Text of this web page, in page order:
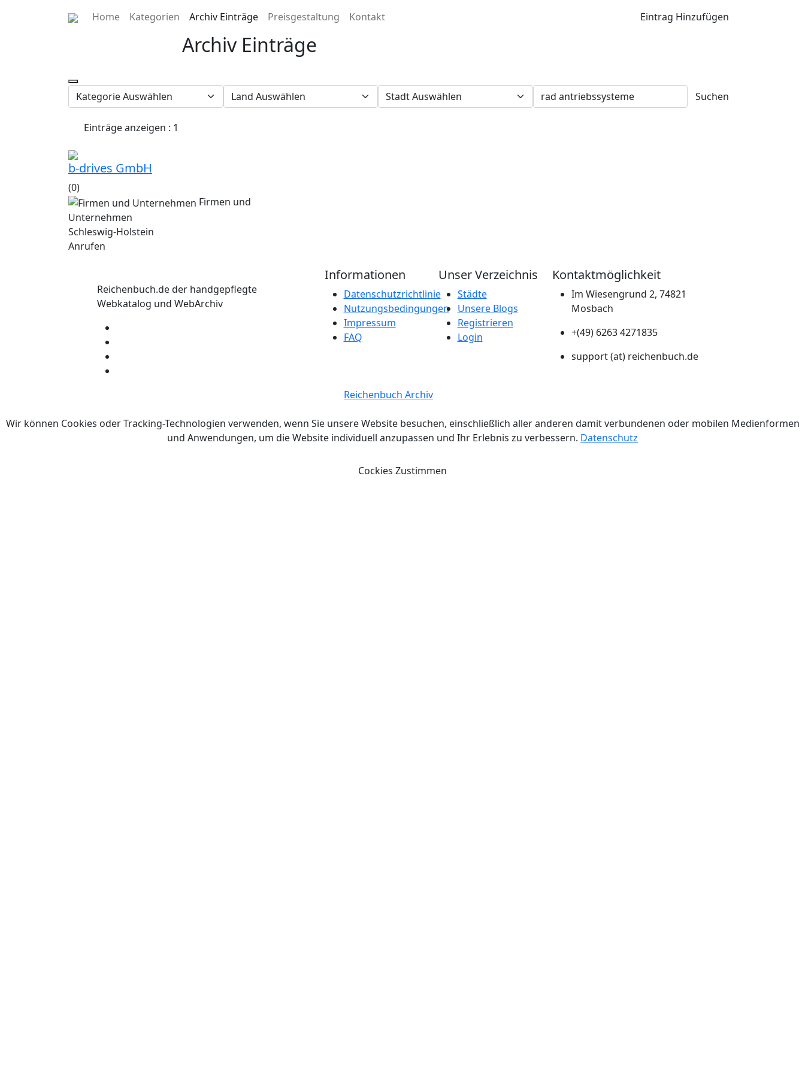
Home Kategorien Archiv Einträge Preisgestaltung Kontakt Eintrag Hinzufügen
Archiv Einträge
Suchen
Einträge anzeigen : 1
b-drives GmbH
(0)
Firmen und
Unternehmen
Schleswig-Holstein
Anrufen
Reichenbuch.de der handgepflegte
Webkatalog und WebArchiv
Informationen
Datenschutzrichtlinie
Nutzungsbedingungen
Impressum
FAQ
Unser Verzeichnis
Städte
Unsere Blogs
Registrieren
Login
Kontaktmöglichkeit
Im Wiesengrund 2, 74821
Mosbach
+(49) 6263 4271835
support (at) reichenbuch.de
Reichenbuch Archiv
Wir können Cookies oder Tracking-Technologien verwenden, wenn Sie unsere Website besuchen, einschließlich aller anderen damit verbundenen oder mobilen Medienformen
und Anwendungen, um die Website individuell anzupassen und Ihr Erlebnis zu verbessern. Datenschutz
Cockies Zustimmen